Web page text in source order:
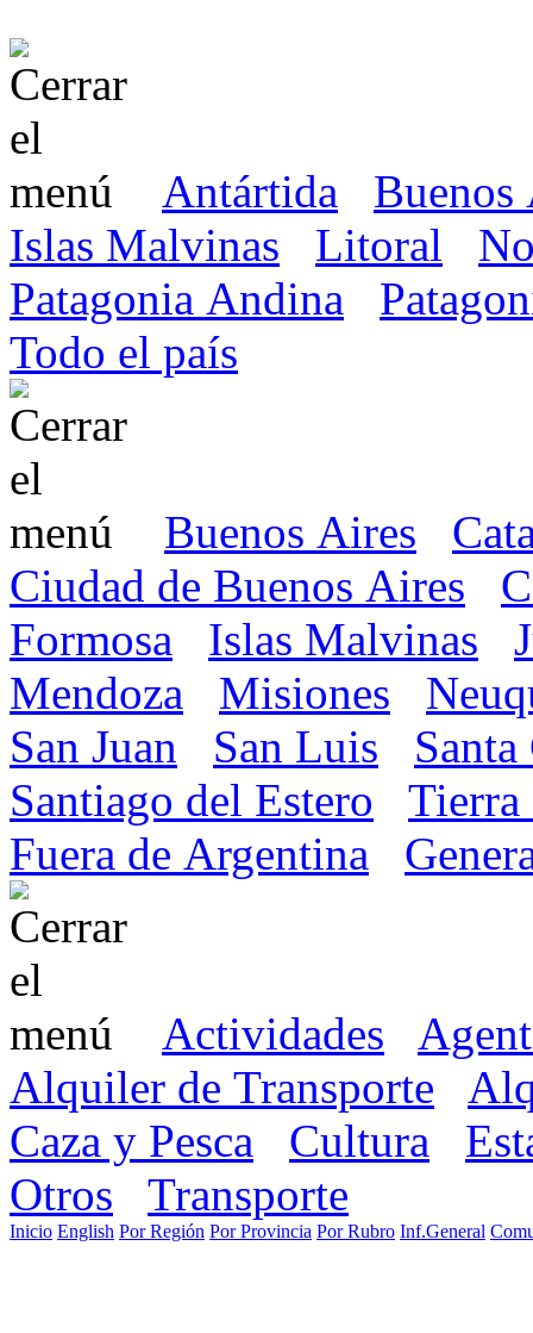
Antártida
Buenos
Islas Malvinas
Litoral
Patagonia Andina
Todo el país
Buenos Aires
Ciudad de Buenos Aires
Formosa
Islas Malvinas
Mendoza
Misiones
San Juan
San Luis
Santiago del Estero
Tierra
Fuera de Argentina
Actividades
Alquiler de Transporte
Caza y Pesca
Cultura
Otros
Transporte
Inicio English Por Región Por Provincia Por Rubro Inf.General